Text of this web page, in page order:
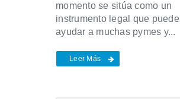
momento se sitúa como un
instrumento legal que puede
ayudar a muchas pymes y...
Leer Más